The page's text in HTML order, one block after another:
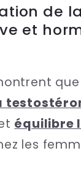
de
et
équilibre
les